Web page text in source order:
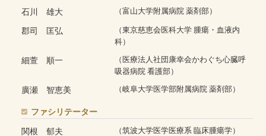
石川 雄大 （富山大学附属病院 薬剤部）
郡司 匡弘
（東京慈恵会医科大学 腫瘍・血液内
科）
細萱 順一
（医療法人社団康幸会かわぐち心臓呼
吸器病院 看護部）
廣瀬 智恵美 （岐阜大学医学部附属病院 薬剤部）
ファシリテーター
関根 郁夫
（筑波大学医学医療系 臨床腫瘍学）